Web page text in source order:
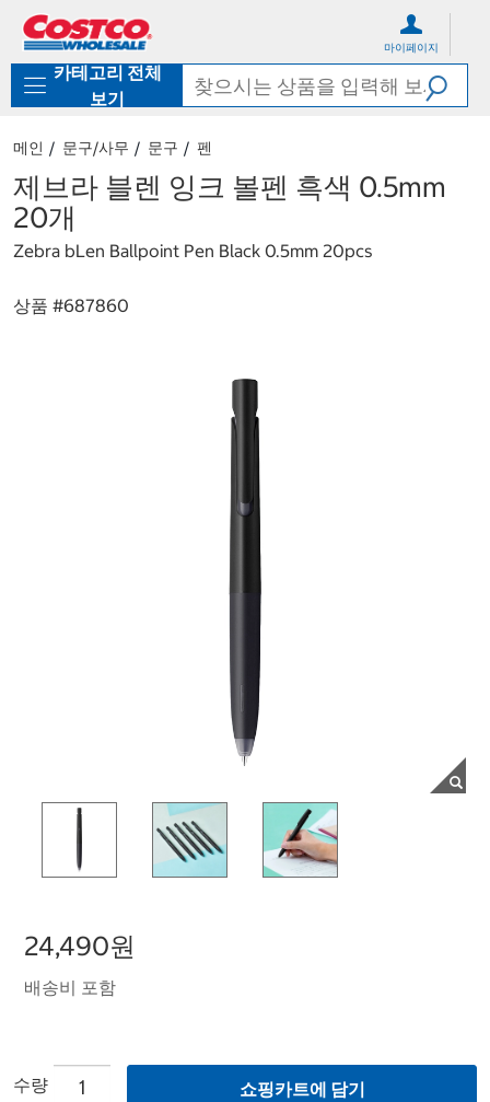
로
기
가
마이페이지
카테고리 전체
보기
메인 문구/사무 문구 펜
제브라 블렌 잉크 볼펜 흑색 0.5mm
20개
Zebra bLen Ballpoint Pen Black 0.5mm 20pcs
상품 #687860
24,490원
배송비 포함
수량 쇼핑카트에 담기